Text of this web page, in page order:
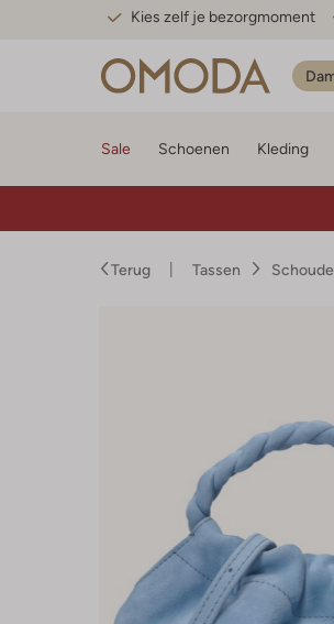
Kies zelf je bezorgmoment
Sale Schoenen Kleding
Terug Tassen